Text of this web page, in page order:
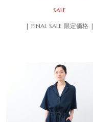
SALE
| FINAL SALE 限定価格 |